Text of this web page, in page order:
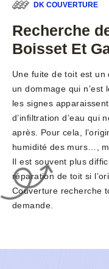
DK COUVERTURE
Recherche
Boisset Et
Une fuite de toit est un
un dommage qui
les signes
d’infiltration d’eau qui
après. Pour cela,
humidité des murs…,
Il est souvent plus
réparation de toit si
Couverture recherche
demande.